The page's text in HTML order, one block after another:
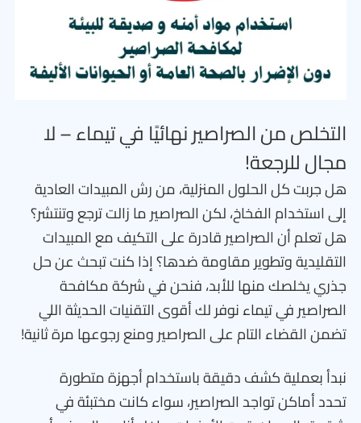
التخلص من الصراصير نهائيًا في تيماء – لا
مجال للرجعة!
هل جربت كل الحلول المنزلية، من رش المبيدات العادية
إلى استخدام الفخاخ، لكن الصراصير ما زالت ترجع وتنتشر؟
هل تعلم أن الصراصير قادرة على التكيف مع المبيدات
التقليدية وتطوير مقاومة ضدها؟ إذا كنت تبحث عن حل
جذري يخلصك منها للأبد، فنحن في شركة مكافحة
الصراصير في تيماء نوفر لك أقوى التقنيات الحديثة اللي
تضمن القضاء التام على الصراصير ومنع رجوعها مرة ثانية!
نبدأ بعملية كشف دقيقة باستخدام أجهزة متطورة
تحدد أماكن تواجد الصراصير، سواء كانت مختبئة في